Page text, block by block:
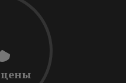
цены